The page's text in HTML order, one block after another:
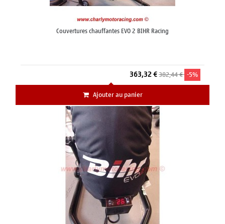
Couvertures chauffantes EVO 2 BIHR Racing
363,32 €382,44 € -5%
Ajouter au panier